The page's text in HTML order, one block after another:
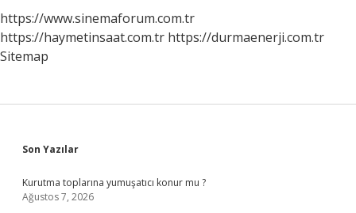
https://www.sinemaforum.com.tr
https://haymetinsaat.com.tr https://durmaenerji.com.tr
Sitemap
Sidebar
Son Yazılar
Kurutma toplarına yumuşatıcı konur mu ?
Ağustos 7, 2026